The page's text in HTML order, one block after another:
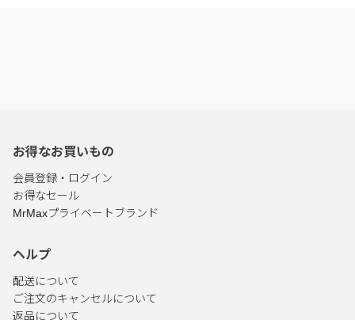
お得なお買いもの
会員登録・ログイン
お得なセール
MrMaxプライベートブランド
ヘルプ
配送について
ご注文のキャンセルについて
返品について